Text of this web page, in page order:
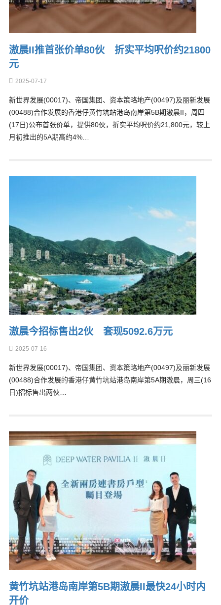
滶晨II推首张价单80伙 折实平均呎价约21800
元
2025-07-17
新世界发展(00017)、帝国集团、资本策略地产(00497)及丽新发展
(00488)合作发展的香港仔黄竹坑站港岛南岸第5B期滶晨II，周四
(17日)公布首张价单，提供80伙，折实平均呎价约21,800元，较上
月初推出的5A期高约4%…
滶晨今招标售出2伙 套现5092.6万元
2025-07-16
新世界发展(00017)、帝国集团、资本策略地产(00497)及丽新发展
(00488)合作发展的香港仔黄竹坑站港岛南岸第5A期滶晨，周三(16
日)招标售出两伙…
黄竹坑站港岛南岸第5B期滶晨II最快24小时内
开价